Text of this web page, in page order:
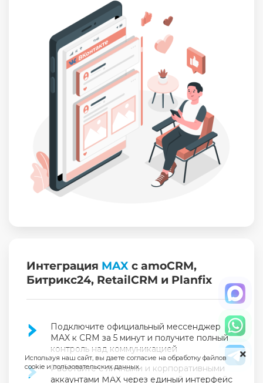
Интеграция MAX с amoCRM,
Битрикс24, RetailCRM и Planfix
Подключите официальный мессенджер
MAX к CRM за 5 минут и получите полный
контроль над коммуникацией
Работайте с личными и корпоративными
аккаунтами MAX через единый интерфейс
Используя наш сайт, вы даете согласие на обработку файлов
cookie и пользовательских данных.